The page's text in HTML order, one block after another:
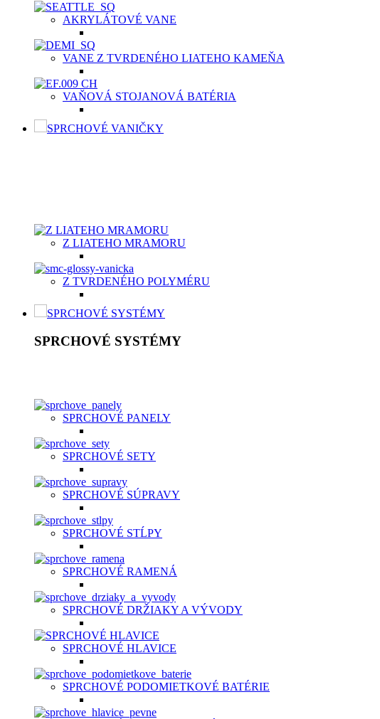
AKRYLÁTOVÉ VANE
VANE Z TVRDENÉHO LIATEHO KAMEŇA
VAŇOVÁ STOJANOVÁ BATÉRIA
SPRCHOVÉ VANIČKY
Z LIATEHO MRAMORU
Z TVRDENÉHO POLYMÉRU
SPRCHOVÉ SYSTÉMY
SPRCHOVÉ SYSTÉMY
SPRCHOVÉ PANELY
SPRCHOVÉ SETY
SPRCHOVÉ SÚPRAVY
SPRCHOVÉ STĹPY
SPRCHOVÉ RAMENÁ
SPRCHOVÉ DRŽIAKY A VÝVODY
SPRCHOVÉ HLAVICE
SPRCHOVÉ PODOMIETKOVÉ BATÉRIE